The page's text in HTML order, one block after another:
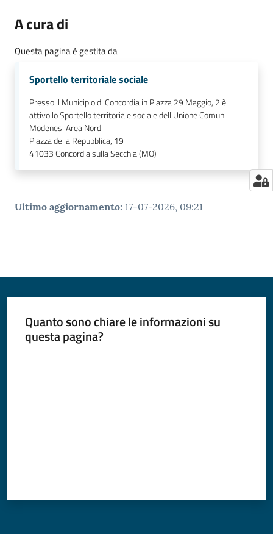
A cura di
Questa pagina è gestita da
Sportello territoriale sociale
Presso il Municipio di Concordia in Piazza 29 Maggio, 2 è
attivo lo Sportello territoriale sociale dell'Unione Comuni
Modenesi Area Nord
Piazza della Repubblica, 19
41033Concordia sulla Secchia (MO)
Ultimo aggiornamento: 17-07-2026, 09:21
Quanto sono chiare le informazioni su
questa pagina?